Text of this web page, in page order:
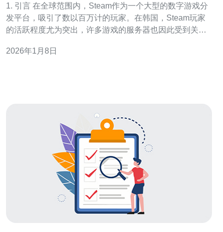
1. 引言 在全球范围内，Steam作为一个大型的数字游戏分
发平台，吸引了数以百万计的玩家。在韩国，Steam玩家
的活跃程度尤为突出，许多游戏的服务器也因此受到关
深入分析。 2. 韩国Steam玩家的分布与活跃度 根据最新的
2026年1月8日